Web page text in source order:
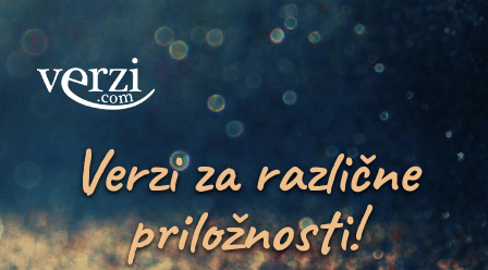
Verzi za različne
priložnosti!